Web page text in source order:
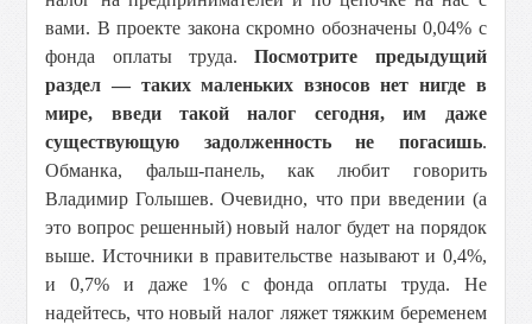
вами. В проекте закона скромно обозначены 0,04% с
фонда оплаты труда.Посмотрите предыдущий
раздел — таких маленьких взносов нет нигде в
мире, введи такой налог сегодня, им даже
существующую задолженность не погасишь.
Обманка, фальш-панель, как любит говорить
Владимир Голышев. Очевидно, что при введении (а
это вопрос решенный) новый налог будет на порядок
выше. Источники в правительстве называют и 0,4%,
и 0,7% и даже 1% с фонда оплаты труда. Не
надейтесь, что новый налог ляжет тяжким беременем